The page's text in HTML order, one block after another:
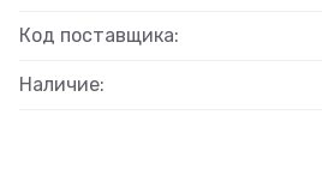
Код поставщика:
Наличие: